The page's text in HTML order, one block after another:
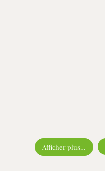
Afficher plus…